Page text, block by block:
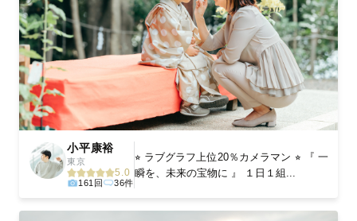
整。自然な雰囲気を残しつつも、おしゃれで洗練された仕上がり
に。きっと「こんな写真を撮ってほしかった！」と思える一枚に
出会えます。まずは、ラブグラフの撮影事例 をご覧ください。
小平康裕
東京
5.0
161回 36件
⭐︎ ラブグラフ上位20％カメラマン ⭐︎ 『 一
瞬を、未来の宝物に 』 １日１組...